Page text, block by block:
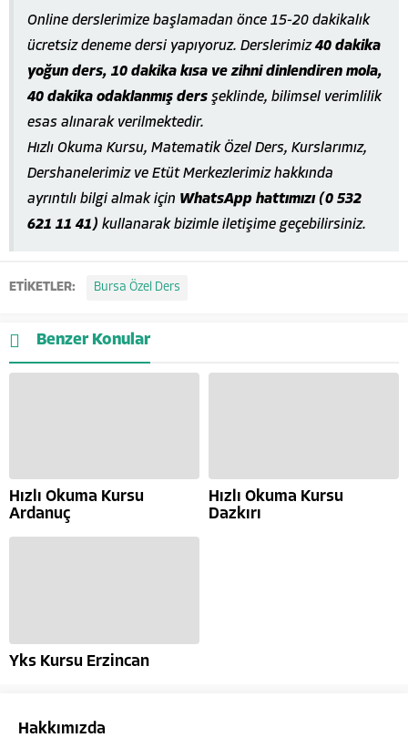
Online derslerimize başlamadan önce 15-20 dakikalık
ücretsiz deneme dersi yapıyoruz. Derslerimiz40 dakika
yoğun ders, 10 dakika kısa ve zihni dinlendiren mola,
40 dakika odaklanmış ders şeklinde, bilimsel verimlilik
esas alınarak verilmektedir.
Hızlı Okuma Kursu, Matematik Özel Ders, Kurslarımız,
Dershanelerimiz ve Etüt Merkezlerimiz hakkında
ayrıntılı bilgi almak için WhatsApp hattımızı (0 532
621 11 41) kullanarak bizimle iletişime geçebilirsiniz.
ETİKETLER: Bursa Özel Ders
Benzer Konular
Hızlı Okuma Kursu
Ardanuç
Hızlı Okuma Kursu
Dazkırı
Yks Kursu Erzincan
Hakkımızda